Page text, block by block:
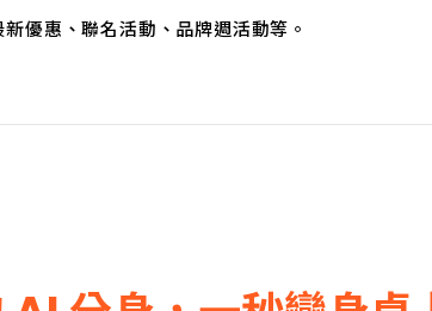
優惠、聯名活動、品牌週活動等。